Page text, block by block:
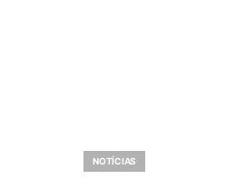
NOTÍCIAS